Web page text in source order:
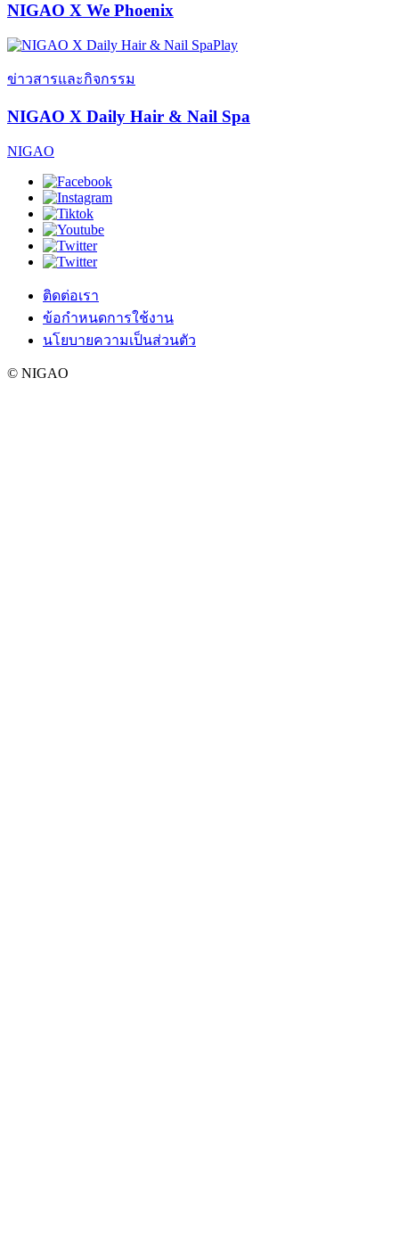
NIGAO X We Phoenix
Play
ข่าวสารและกิจกรรม
NIGAO X Daily Hair & Nail Spa
NIGAO
ติดต่อเรา
ข้อกำหนดการใช้งาน
นโยบายความเป็นส่วนตัว
© NIGAO